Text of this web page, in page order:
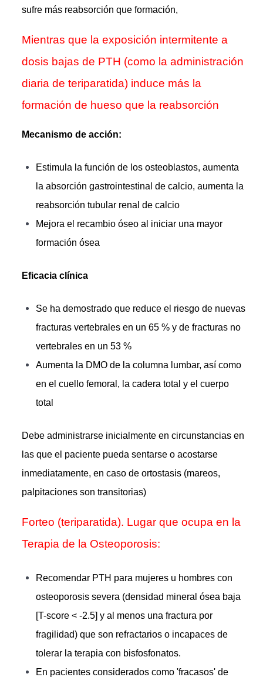
sufre más reabsorción que formación,
Mientras que la exposición intermitente a
dosis bajas de PTH (como la administración
diaria de teriparatida) induce más la
formación de hueso que la reabsorción
Mecanismo de acción:
Estimula la función de los osteoblastos, aumenta
la absorción gastrointestinal de calcio, aumenta la
reabsorción tubular renal de calcio
Mejora el recambio óseo al iniciar una mayor
formación ósea
Eficacia clínica
Se ha demostrado que reduce el riesgo de nuevas
fracturas vertebrales en un 65 % y de fracturas no
vertebrales en un 53 %
Aumenta la DMO de la columna lumbar, así como
en el cuello femoral, la cadera total y el cuerpo
total
Debe administrarse inicialmente en circunstancias en
las que el paciente pueda sentarse o acostarse
inmediatamente, en caso de ortostasis (mareos,
palpitaciones son transitorias)
Forteo (teriparatida). Lugar que ocupa en la
Terapia de la Osteoporosis:
Recomendar PTH para mujeres u hombres con
osteoporosis severa (densidad mineral ósea baja
[T-score < -2.5] y al menos una fractura por
fragilidad) que son refractarios o incapaces de
tolerar la terapia con bisfosfonatos.
En pacientes considerados como 'fracasos' de